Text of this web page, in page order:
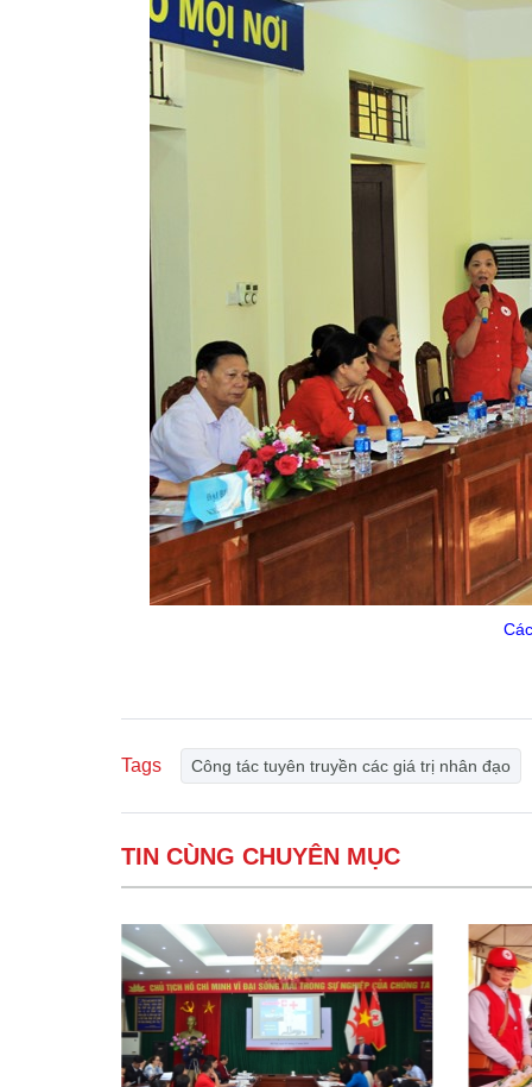
Tags Công tác tuyên truyền các giá trị nhân đạo
TIN CÙNG CHUYÊN MỤC